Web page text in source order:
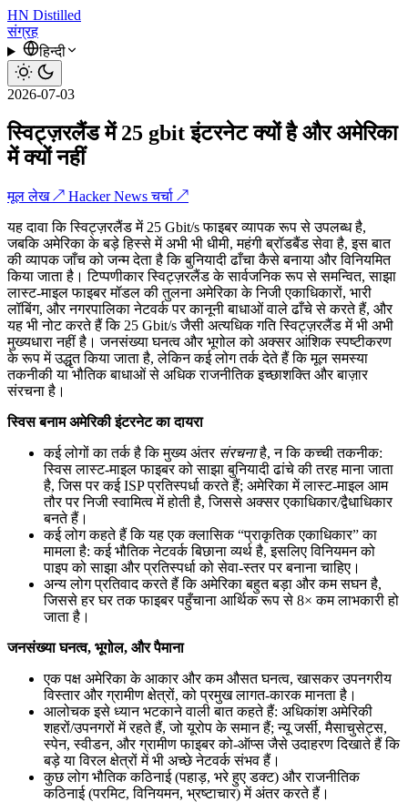
HN Distilled
संग्रह
हिन्दी
2026-07-03
स्विट्ज़रलैंड में 25 gbit इंटरनेट क्यों है और अमेरिका
में क्यों नहीं
मूल लेख ↗ Hacker News चर्चा ↗
यह दावा कि स्विट्ज़रलैंड में 25 Gbit/s फाइबर व्यापक रूप से उपलब्ध है,
जबकि अमेरिका के बड़े हिस्से में अभी भी धीमी, महंगी ब्रॉडबैंड सेवा है, इस बात
की व्यापक जाँच को जन्म देता है कि बुनियादी ढाँचा कैसे बनाया और विनियमित
किया जाता है। टिप्पणीकार स्विट्ज़रलैंड के सार्वजनिक रूप से समन्वित, साझा
लास्ट-माइल फाइबर मॉडल की तुलना अमेरिका के निजी एकाधिकारों, भारी
लॉबिंग, और नगरपालिका नेटवर्क पर कानूनी बाधाओं वाले ढाँचे से करते हैं, और
यह भी नोट करते हैं कि 25 Gbit/s जैसी अत्यधिक गति स्विट्ज़रलैंड में भी अभी
मुख्यधारा नहीं है। जनसंख्या घनत्व और भूगोल को अक्सर आंशिक स्पष्टीकरण
के रूप में उद्धृत किया जाता है, लेकिन कई लोग तर्क देते हैं कि मूल समस्या
तकनीकी या भौतिक बाधाओं से अधिक राजनीतिक इच्छाशक्ति और बाज़ार
संरचना है।
स्विस बनाम अमेरिकी इंटरनेट का दायरा
कई लोगों का तर्क है कि मुख्य अंतर संरचनाहै, न कि कच्ची तकनीक:
स्विस लास्ट-माइल फाइबर को साझा बुनियादी ढांचे की तरह माना जाता
है, जिस पर कई ISP प्रतिस्पर्धा करते हैं; अमेरिका में लास्ट-माइल आम
तौर पर निजी स्वामित्व में होती है, जिससे अक्सर एकाधिकार/द्वैधाधिकार
बनते हैं।
कई लोग कहते हैं कि यह एक क्लासिक “प्राकृतिक एकाधिकार” का
मामला है: कई भौतिक नेटवर्क बिछाना व्यर्थ है, इसलिए विनियमन को
पाइप को साझा और प्रतिस्पर्धा को सेवा-स्तर पर बनाना चाहिए।
अन्य लोग प्रतिवाद करते हैं कि अमेरिका बहुत बड़ा और कम सघन है,
जिससे हर घर तक फाइबर पहुँचाना आर्थिक रूप से 8× कम लाभकारी हो
जाता है।
जनसंख्या घनत्व, भूगोल, और पैमाना
एक पक्ष अमेरिका के आकार और कम औसत घनत्व, खासकर उपनगरीय
विस्तार और ग्रामीण क्षेत्रों, को प्रमुख लागत-कारक मानता है।
आलोचक इसे ध्यान भटकाने वाली बात कहते हैं: अधिकांश अमेरिकी
शहरों/उपनगरों में रहते हैं, जो यूरोप के समान हैं; न्यू जर्सी, मैसाचुसेट्स,
स्पेन, स्वीडन, और ग्रामीण फाइबर को-ऑप्स जैसे उदाहरण दिखाते हैं कि
बड़े या विरल क्षेत्रों में भी अच्छे नेटवर्क संभव हैं।
कुछ लोग भौतिक कठिनाई (पहाड़, भरे हुए डक्ट) और राजनीतिक
कठिनाई (परमिट, विनियमन, भ्रष्टाचार) में अंतर करते हैं।